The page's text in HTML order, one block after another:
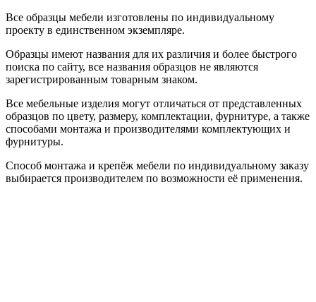
Все образцы мебели изготовлены по индивидуальному
проекту в единственном экземпляре.
Образцы имеют названия для их различия и более быстрого
поиска по сайту, все названия образцов не являются
зарегистрированным товарным знаком.
Все мебельные изделия могут отличаться от представленных
образцов по цвету, размеру, комплектации, фурнитуре, а также
способами монтажа и производителями комплектующих и
фурнитуры.
Способ монтажа и крепёж мебели по индивидуальному заказу
выбирается производителем по возможности её применения.